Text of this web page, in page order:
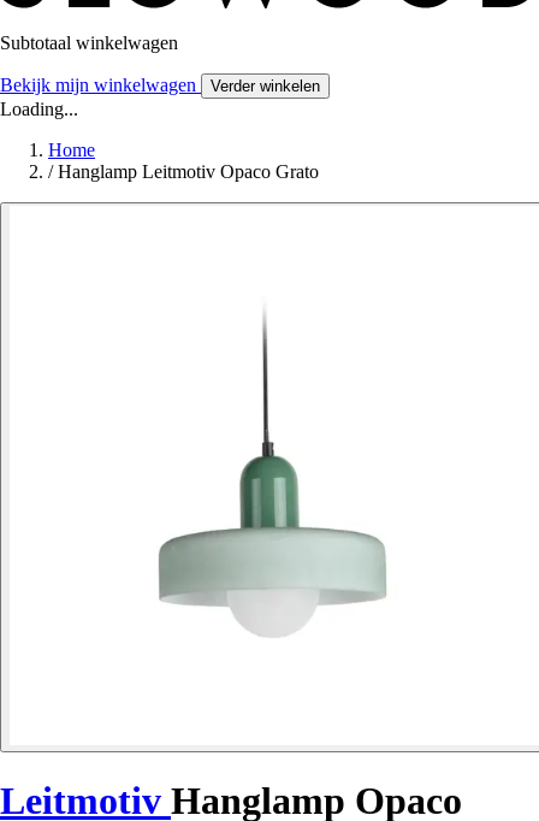
Subtotaal winkelwagen
Bekijk mijn winkelwagen Verder winkelen
Loading...
Home
/ Hanglamp Leitmotiv Opaco Grato
Leitmotiv Hanglamp Opaco